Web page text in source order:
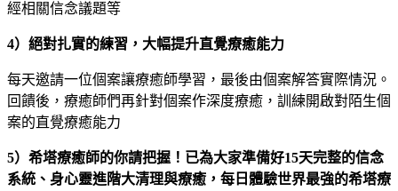
經相關信念議題等
4）絕對扎實的練習，大幅提升直覺療癒能力
每天邀請一位個案讓療癒師學習，最後由個案解答實際情況。
回饋後，療癒師們再針對個案作深度療癒，訓練開啟對陌生個
案的直覺療癒能力
5）希塔療癒師的你請把握！已為大家準備好15天完整的信念
系統、身心靈進階大清理與療癒，每日體驗世界最強的希塔療